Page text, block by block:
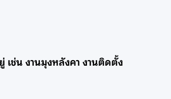
เช่น งานมุงหลังคา งานติดตั้ง